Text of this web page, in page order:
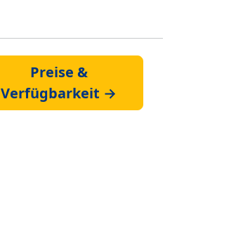
Preise &
Verfügbarkeit →